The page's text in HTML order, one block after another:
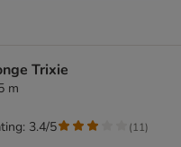
Trixie
m
3.4/5 (11)